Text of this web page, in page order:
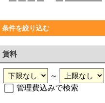
条件を絞り込む
賃料
～
管理費込みで検索